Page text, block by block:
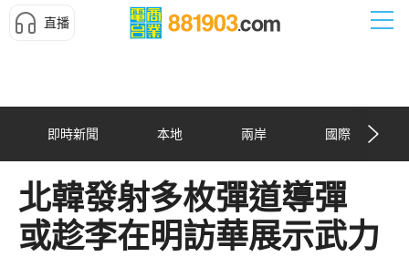
直播
即時新聞 本地 兩岸 國際
北韓發射多枚彈道導彈
或趁李在明訪華展示武力